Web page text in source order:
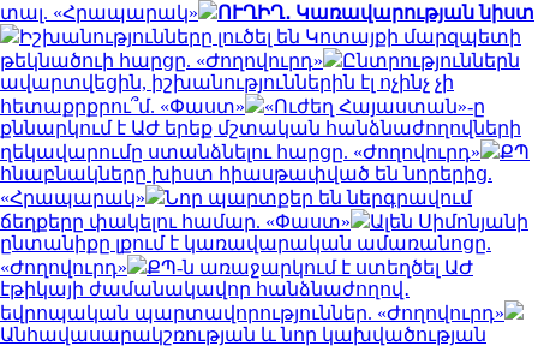
տալ. «Հրապարակ»
ՈՒՂԻՂ․ Կառավարության նիստ
Իշխանությունները լուծել են Կոտայքի մարզպետի
թեկնածուի հարցը. «Ժողովուրդ»
Ընտրություններն
ավարտվեցին, իշխանություններին էլ ոչինչ չի
հետաքրքրու՞մ. «Փաստ»
«Ուժեղ Հայաստան»-ը
քննարկում է ԱԺ երեք մշտական հանձնաժողովների
ղեկավարումը ստանձնելու հարցը. «Ժողովուրդ»
ՔՊ
հնաբնակները խիստ հիասթափված են նորերից.
«Հրապարակ»
Նոր պարտքեր են ներգրավում
ճեղքերը փակելու համար. «Փաստ»
Ալեն Սիմոնյանի
ընտանիքը լքում է կառավարական ամառանոցը.
«Ժողովուրդ»
ՔՊ-ն առաջարկում է ստեղծել ԱԺ
էթիկայի ժամանակավոր հանձնաժողով․
եվրոպական պարտավորություններ. «Ժողովուրդ»
Անհավասարակշռության և նոր կախվածության